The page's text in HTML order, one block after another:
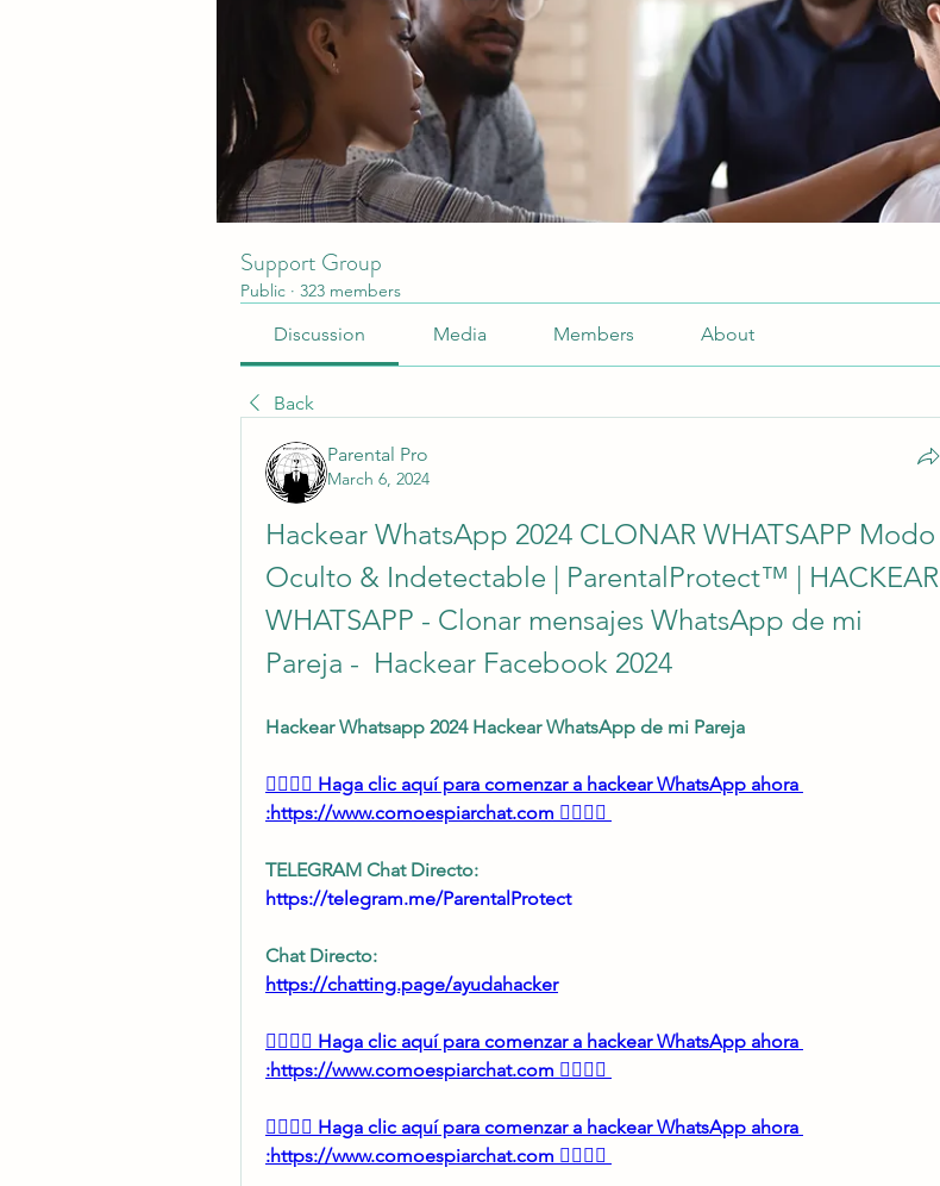
Support Group
Public · 323 members
Discussion Media Members About
Back
Parental Pro
March 6, 2024
Hackear WhatsApp 2024 CLONAR WHATSAPP Modo
Oculto & Indetectable | ParentalProtect™️ | HACKEAR
WHATSAPP - Clonar mensajes WhatsApp de mi
Pareja -  Hackear Facebook 2024
Hackear Whatsapp 2024 Hackear WhatsApp de mi Pareja
👉🏻👉🏻 Haga clic aquí para comenzar a hackear WhatsApp ahora
:https://www.comoespiarchat.com 👈🏻👈🏻
TELEGRAM Chat Directo:
https://telegram.me/ParentalProtect
Chat Directo:
https://chatting.page/ayudahacker
👉🏻👉🏻 Haga clic aquí para comenzar a hackear WhatsApp ahora
:https://www.comoespiarchat.com 👈🏻👈🏻
👉🏻👉🏻 Haga clic aquí para comenzar a hackear WhatsApp ahora
:https://www.comoespiarchat.com 👈🏻👈🏻